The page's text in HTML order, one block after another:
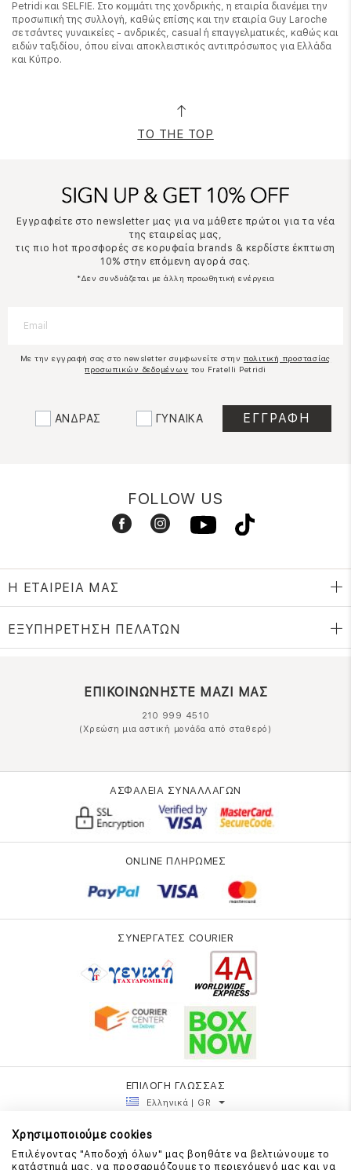
Petridi και SELFIE. Στο κομμάτι της χονδρικής, η εταιρία διανέμει την
προσωπική της συλλογή, καθώς επίσης και την εταιρία Guy Laroche
σε τσάντες γυναικείες - ανδρικές, casual ή επαγγελματικές, καθώς και
ειδών ταξιδίου, όπου είναι αποκλειστικός αντιπρόσωπος για Ελλάδα
και Κύπρο.
TO THE TOP
Εγγραφείτε στο newsletter μας για να μάθετε πρώτοι για τα νέα
της εταιρείας μας,
τις πιο hot προσφορές σε κορυφαία brands & κερδίστε έκπτωση
10% στην επόμενη αγορά σας.
*Δεν συνδυάζεται με άλλη προωθητική ενέργεια
Με την εγγραφή σας στο newsletter συμφωνείτε στην πολιτική προστασίας
προσωπικών δεδομένων του Fratelli Petridi
ΑΝΔΡΑΣ ΓΥΝΑΙΚΑ
FOLLOW US
Η ΕΤΑΙΡΕΙΑ ΜΑΣ
ΕΞΥΠΗΡΕΤΗΣΗ ΠΕΛΑΤΩΝ
ΕΠΙΚΟΙΝΩΝΗΣΤΕ ΜΑΖΙ ΜΑΣ
210 999 4510
(Χρεώση μια αστική μονάδα από σταθερό)
ΑΣΦΑΛΕΙΑ ΣΥΝΑΛΛΑΓΩΝ
ONLINE ΠΛΗΡΩΜΕΣ
ΣΥΝΕΡΓΑΤΕΣ COURIER
ΕΠΙΛΟΓΗ ΓΛΩΣΣΑΣ
Ελληνικά | GR
Χρησιμοποιούμε cookies
Επιλέγοντας "Αποδοχή όλων" μας βοηθάτε να βελτιώνουμε το
κατάστημά μας, να προσαρμόζουμε το περιεχόμενό μας και να